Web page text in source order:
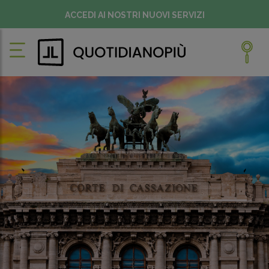
ACCEDI AI NOSTRI NUOVI SERVIZI